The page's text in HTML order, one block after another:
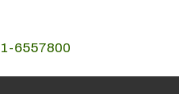
6557800